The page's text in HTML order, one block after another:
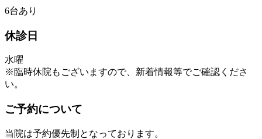
6台あり
休診日
水曜
※臨時休院もございますので、新着情報等でご確認くださ
い。
ご予約について
当院は予約優先制となっております。